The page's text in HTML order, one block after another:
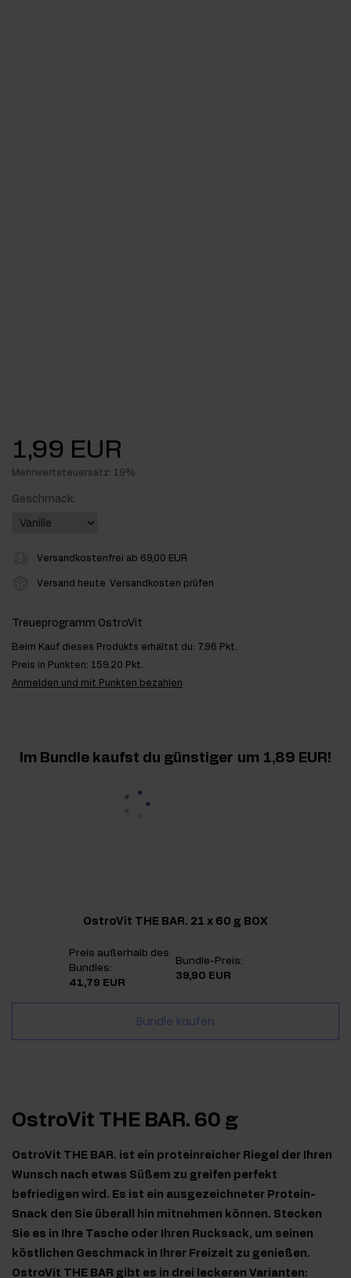
1,99 EUR
Mehrwertsteuersatz: 19%
Geschmack:
Versandkostenfrei ab 69,00 EUR
Versand heute Versandkosten prüfen
Treueprogramm OstroVit
Beim Kauf dieses Produkts erhältst du: 7.96 Pkt.
Preis in Punkten: 159.20 Pkt.
Anmelden und mit Punkten bezahlen
Im Bundle kaufst du günstiger um 1,89 EUR
OstroVit THE BAR. 21 x 60 g BOX
Preis außerhalb des
Bundles:
41,79 EUR
Bundle-Preis:
39,90 EUR
Bundle kaufen
OstroVit THE BAR. 60 g
OstroVit THE BAR. ist ein proteinreicher Riegel der Ihren
Wunsch nach etwas Süßem zu greifen perfekt
befriedigen wird. Es ist ein ausgezeichneter Protein-
Snack den Sie überall hin mitnehmen können. Stecken
Sie es in Ihre Tasche oder Ihren Rucksack, um seinen
köstlichen Geschmack in Ihrer Freizeit zu genießen.
OstroVit THE BAR gibt es in drei leckeren Varianten: